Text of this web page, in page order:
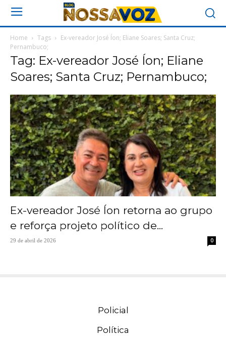
Home Tags
Ex-vereador José Íon; Eliane Soares; Santa Cruz;
Pernambuco;
Tag: Ex-vereador José Íon; Eliane
Soares; Santa Cruz; Pernambuco;
Ex-vereador José Íon retorna ao grupo
e reforça projeto político de...
29 de abril de 2026 0
Policial
Política